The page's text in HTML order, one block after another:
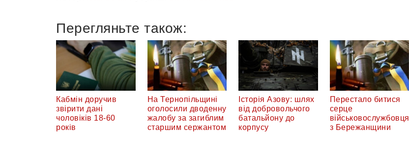
Перегляньте також:
Кабмін доручив
звірити дані
чоловіків 18-60
років
На Тернопільщині
оголосили дводенну
жалобу за загиблим
старшим сержантом
Історія Азову: шлях
від добровольчого
батальйону до
корпусу
Перестало битися
серце
військовослужбовця
з Бережанщини